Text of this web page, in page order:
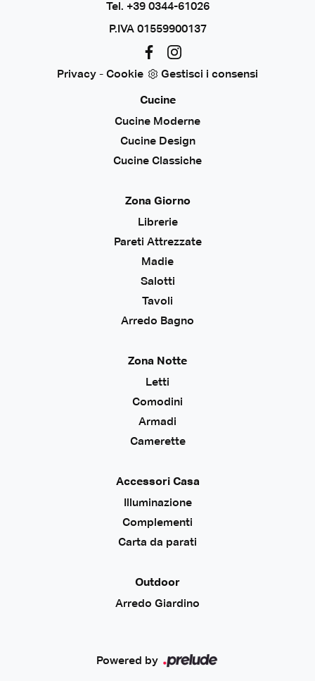
Tel. +39 0344-61026
P.IVA 01559900137
Privacy - Cookie Gestisci i consensi
Cucine
Cucine Moderne
Cucine Design
Cucine Classiche
Zona Giorno
Librerie
Pareti Attrezzate
Madie
Salotti
Tavoli
Arredo Bagno
Zona Notte
Letti
Comodini
Armadi
Camerette
Accessori Casa
Illuminazione
Complementi
Carta da parati
Outdoor
Arredo Giardino
Powered by